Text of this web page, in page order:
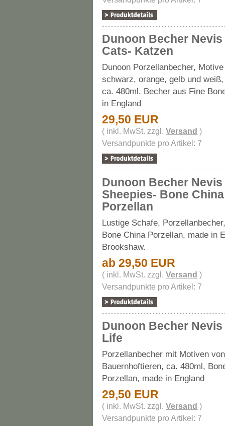
Dunoon Becher
Cats- Katzen
Dunoon Porzellanbecher,
schwarz, orange, gelb und
ca. 480ml. Becher aus Fine
in England
29,50 EUR
( inkl. MwSt. zzgl.Versand )
Versandpunkte pro Artikel: 7
Dunoon Becher Nevis
Sheepies- Bone China
Porzellan
Lustige Schafe,
Bone China Porzellan, made in
Brookshaw.
ab 29,50 EUR
( inkl. MwSt. zzgl.Versand )
Versandpunkte pro Artikel: 7
Dunoon Becher
Life
Porzellanbecher mit Motiven von
Bauernhoftieren, ca. 480ml,
Porzellan, made in England
29,50 EUR
( inkl. MwSt. zzgl.Versand )
Versandpunkte pro Artikel: 7